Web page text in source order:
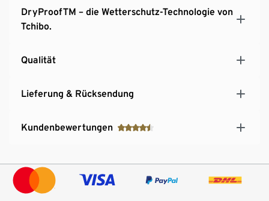
Unisex
DryProofTM – die Wetterschutz-Technologie von
Tchibo.
Qualität
Lieferung & Rücksendung
Kundenbewertungen